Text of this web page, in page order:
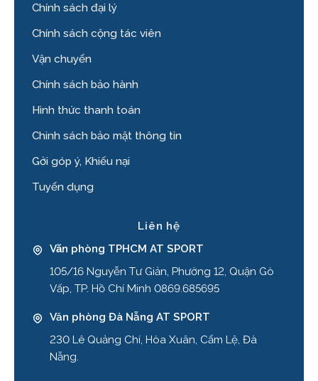
Chính sách đại lý
Chính sách cộng tác viên
Vận chuyển
Chính sách bảo hành
Hình thức thanh toán
Chinh sách bảo mật thông tin
Gởi góp ý, Khiếu nại
Tuyển dụng
Liên hệ
Văn phòng TPHCM AT SPORT
105/16 Nguyễn Tư Giản, Phường 12, Quận Gò
Vấp, TP. Hồ Chí Minh 0869.685695
Văn phòng Đà Nẵng AT SPORT
230 Lê Quảng Chí, Hòa Xuân, Cẩm Lệ, Đà
Nẵng.